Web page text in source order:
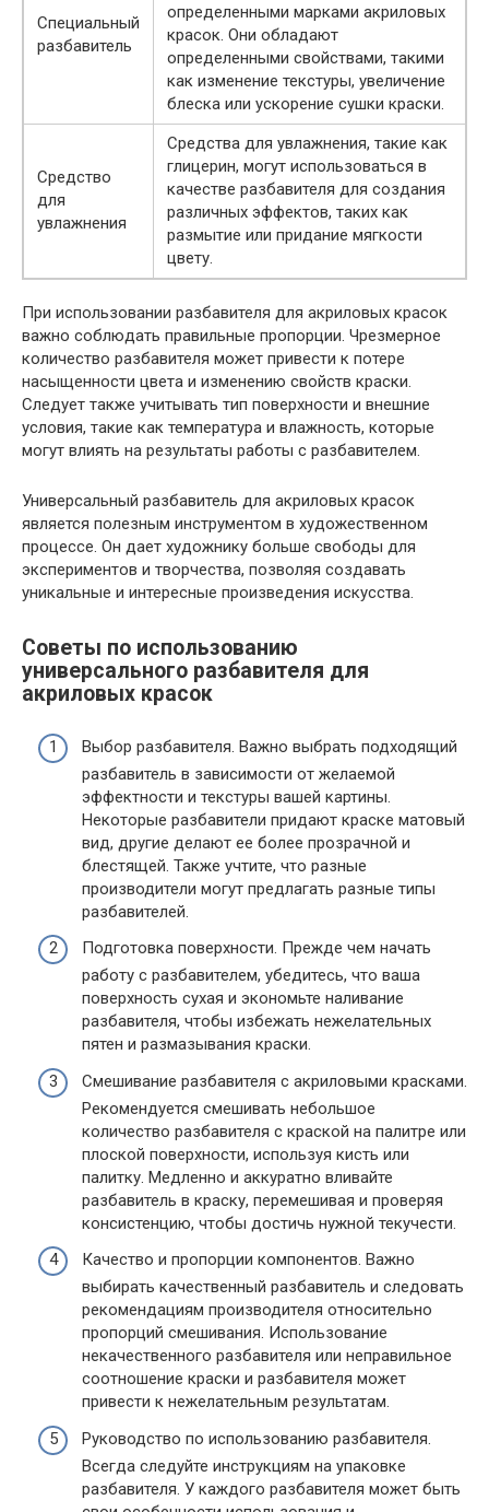
Специальный
разбавитель
определенными марками акриловых
красок. Они обладают
определенными свойствами, такими
как изменение текстуры, увеличение
блеска или ускорение сушки краски.
Средство
для
увлажнения
Средства для увлажнения, такие как
глицерин, могут использоваться в
качестве разбавителя для создания
различных эффектов, таких как
размытие или придание мягкости
цвету.
При использовании разбавителя для акриловых красок
важно соблюдать правильные пропорции. Чрезмерное
количество разбавителя может привести к потере
насыщенности цвета и изменению свойств краски.
Следует также учитывать тип поверхности и внешние
условия, такие как температура и влажность, которые
могут влиять на результаты работы с разбавителем.
Универсальный разбавитель для акриловых красок
является полезным инструментом в художественном
процессе. Он дает художнику больше свободы для
экспериментов и творчества, позволяя создавать
уникальные и интересные произведения искусства.
Советы по использованию
универсального разбавителя для
акриловых красок
Выбор разбавителя. Важно выбрать подходящий
разбавитель в зависимости от желаемой
эффектности и текстуры вашей картины.
Некоторые разбавители придают краске матовый
вид, другие делают ее более прозрачной и
блестящей. Также учтите, что разные
производители могут предлагать разные типы
разбавителей.
Подготовка поверхности. Прежде чем начать
работу с разбавителем, убедитесь, что ваша
поверхность сухая и экономьте наливание
разбавителя, чтобы избежать нежелательных
пятен и размазывания краски.
Смешивание разбавителя с акриловыми красками.
Рекомендуется смешивать небольшое
количество разбавителя с краской на палитре или
плоской поверхности, используя кисть или
палитку. Медленно и аккуратно вливайте
разбавитель в краску, перемешивая и проверяя
консистенцию, чтобы достичь нужной текучести.
Качество и пропорции компонентов. Важно
выбирать качественный разбавитель и следовать
рекомендациям производителя относительно
пропорций смешивания. Использование
некачественного разбавителя или неправильное
соотношение краски и разбавителя может
привести к нежелательным результатам.
Руководство по использованию разбавителя.
Всегда следуйте инструкциям на упаковке
разбавителя. У каждого разбавителя может быть